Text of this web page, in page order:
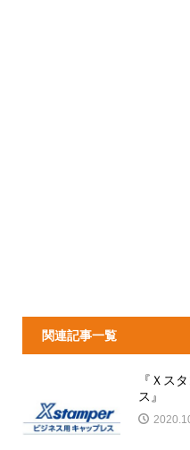
関連記事一覧
『Ｘス
ス』